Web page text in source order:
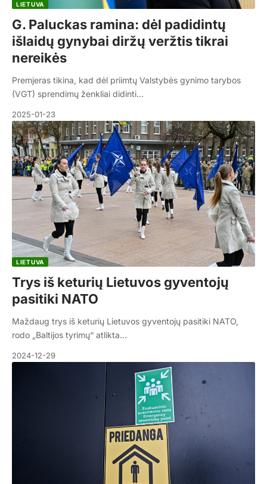
LIETUVA
G. Paluckas ramina: dėl padidintų
išlaidų gynybai diržų veržtis tikrai
nereikės
Premjeras tikina, kad dėl priimtų Valstybės gynimo tarybos
(VGT) sprendimų ženkliai didinti…
2025-01-23
LIETUVA
Trys iš keturių Lietuvos gyventojų
pasitiki NATO
Maždaug trys iš keturių Lietuvos gyventojų pasitiki NATO,
rodo „Baltijos tyrimų“ atlikta…
2024-12-29